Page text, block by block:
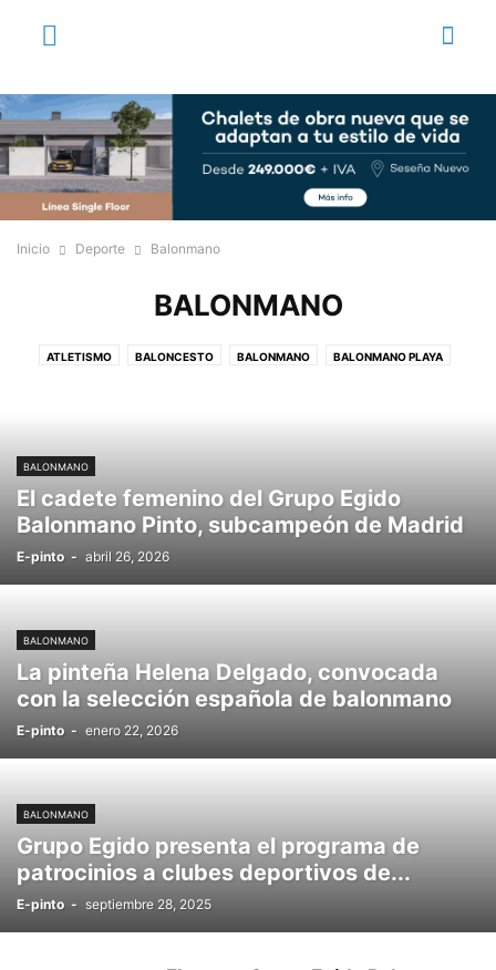
Inicio Deporte Balonmano
BALONMANO
ATLETISMO BALONCESTO BALONMANO BALONMANO PLAYA
BALONMANO
El cadete femenino del Grupo Egido
Balonmano Pinto, subcampeón de Madrid
E-pinto - abril 26, 2026
BALONMANO
La pinteña Helena Delgado, convocada
con la selección española de balonmano
E-pinto - enero 22, 2026
BALONMANO
Grupo Egido presenta el programa de
patrocinios a clubes deportivos de...
E-pinto - septiembre 28, 2025